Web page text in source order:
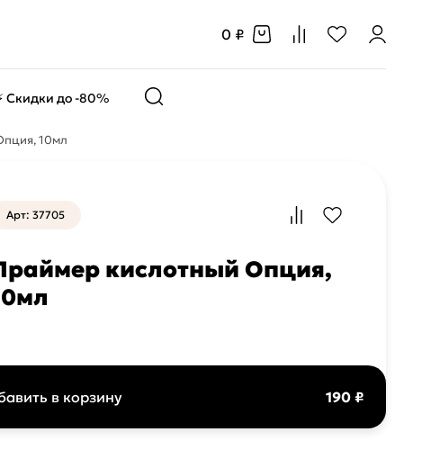
0 ₽
Скидки до -80%
10мл
Арт: 37705
кислотный Опция,
в корзину 190 ₽